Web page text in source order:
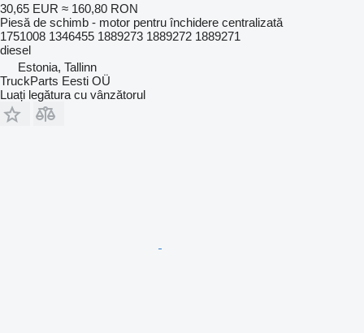
30,65 EUR ≈ 160,80 RON
Piesă de schimb - motor pentru închidere centralizată
1751008 1346455 1889273 1889272 1889271
diesel
Estonia, Tallinn
TruckParts Eesti OÜ
Luați legătura cu vânzătorul